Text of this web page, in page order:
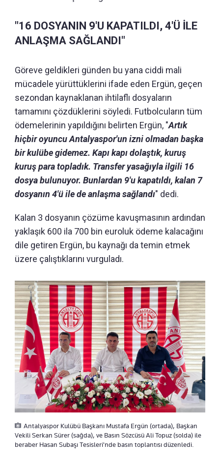
"16 DOSYANIN 9'U KAPATILDI, 4'Ü İLE
ANLAŞMA SAĞLANDI"
Göreve geldikleri günden bu yana ciddi mali
mücadele yürüttüklerini ifade eden Ergün, geçen
sezondan kaynaklanan ihtilaflı dosyaların
tamamını çözdüklerini söyledi. Futbolcuların tüm
ödemelerinin yapıldığını belirten Ergün, "Artık
hiçbir oyuncu Antalyaspor'un izni olmadan başka
bir kulübe gidemez. Kapı kapı dolaştık, kuruş
kuruş para topladık. Transfer yasağıyla ilgili 16
dosya bulunuyor. Bunlardan 9'u kapatıldı, kalan 7
dosyanın 4'ü ile de anlaşma sağlandı" dedi.
Kalan 3 dosyanın çözüme kavuşmasının ardından
yaklaşık 600 ila 700 bin euroluk ödeme kalacağını
dile getiren Ergün, bu kaynağı da temin etmek
üzere çalıştıklarını vurguladı.
Antalyaspor Kulübü Başkanı Mustafa Ergün (ortada), Başkan
Vekili Serkan Sürer (sağda), ve Basın Sözcüsü Ali Topuz (solda) ile
beraber Hasan Subaşı Tesisleri'nde basın toplantısı düzenledi.